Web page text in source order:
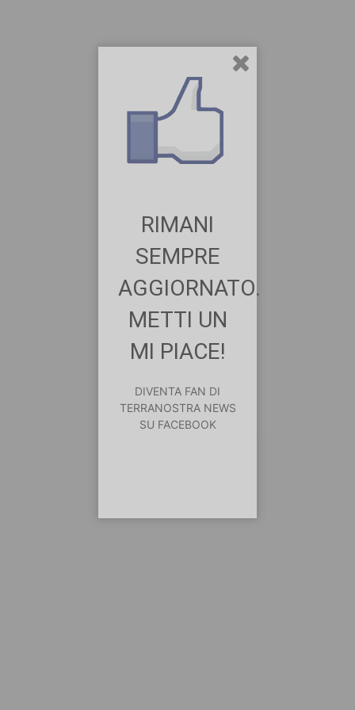
RIMANI
SEMPRE
AGGIORNATO.
METTI UN
MI PIACE!
DIVENTA FAN DI
TERRANOSTRA NEWS
SU FACEBOOK